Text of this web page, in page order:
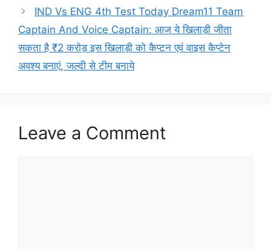
IND Vs ENG 4th Test Today Dream11 Team
Captain And Voice Captain: आज ये खिलाड़ी जीता
सकता है ₹2 करोड़ इस खिलाड़ी को कैप्टन एवं वाइस कैप्टेन
अवश्य बनाएं, जल्दी से टीम बनाये
Leave a Comment